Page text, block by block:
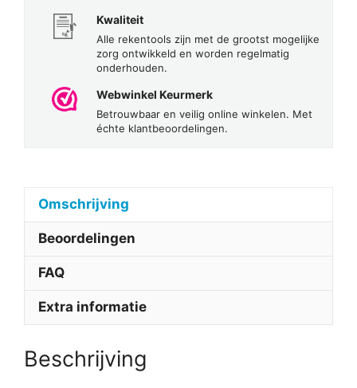
Kwaliteit
Alle rekentools zijn met de grootst mogelijke
zorg ontwikkeld en worden regelmatig
onderhouden.
Webwinkel Keurmerk
Betrouwbaar en veilig online winkelen. Met
échte klantbeoordelingen.
Omschrijving
Beoordelingen
FAQ
Extra informatie
Beschrijving